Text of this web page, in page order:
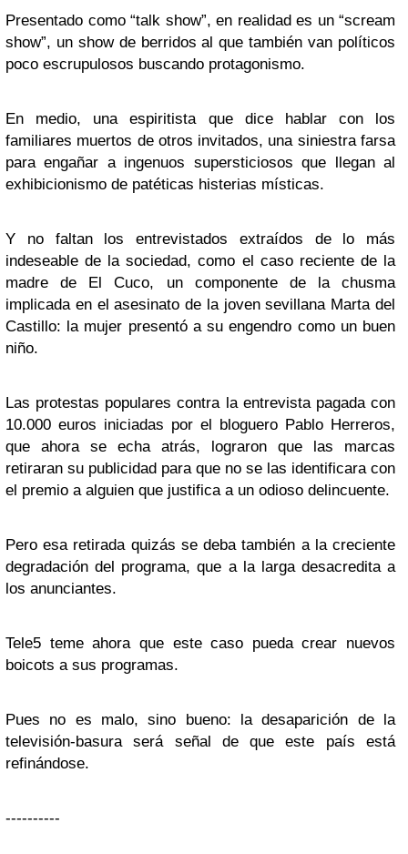
Presentado como “talk show”, en realidad es un “scream
show”, un show de berridos al que también van políticos
poco escrupulosos buscando protagonismo.
En medio, una espiritista que dice hablar con los
familiares muertos de otros invitados, una siniestra farsa
para engañar a ingenuos supersticiosos que llegan al
exhibicionismo de patéticas histerias místicas.
Y no faltan los entrevistados extraídos de lo más
indeseable de la sociedad, como el caso reciente de la
madre de El Cuco, un componente de la chusma
implicada en el asesinato de la joven sevillana Marta del
Castillo: la mujer presentó a su engendro como un buen
niño.
Las protestas populares contra la entrevista pagada con
10.000 euros iniciadas por el bloguero Pablo Herreros,
que ahora se echa atrás, lograron que las marcas
retiraran su publicidad para que no se las identificara con
el premio a alguien que justifica a un odioso delincuente.
Pero esa retirada quizás se deba también a la creciente
degradación del programa, que a la larga desacredita a
los anunciantes.
Tele5 teme ahora que este caso pueda crear nuevos
boicots a sus programas.
Pues no es malo, sino bueno: la desaparición de la
televisión-basura será señal de que este país está
refinándose.
----------